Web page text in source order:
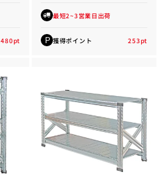
480pt
最短2~3営業日出荷
P 獲得ポイント 253pt